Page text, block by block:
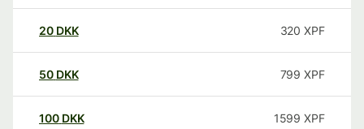
20 DKK 320 XPF
50 DKK 799 XPF
100 DKK 1599 XPF